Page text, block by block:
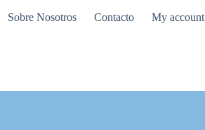
Sobre Nosotros Contacto My account